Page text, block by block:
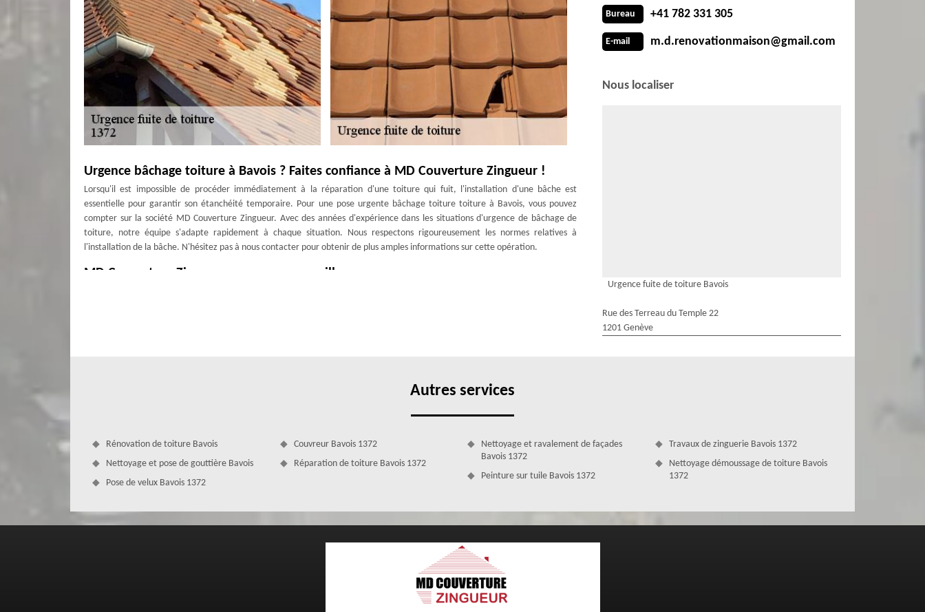
Urgence bâchage toiture à Bavois ? Faites confiance à MD Couverture Zingueur !
Lorsqu'il est impossible de procéder immédiatement à la réparation d'une toiture qui fuit, l'installation d'une bâche est
essentielle pour garantir son étanchéité temporaire. Pour une pose urgente bâchage toiture toiture à Bavois, vous pouvez
compter sur la société MD Couverture Zingueur. Avec des années d'expérience dans les situations d'urgence de bâchage de
toiture, notre équipe s'adapte rapidement à chaque situation. Nous respectons rigoureusement les normes relatives à
l'installation de la bâche. N'hésitez pas à nous contacter pour obtenir de plus amples informations sur cette opération.
MD Couverture Zingueur pour vous conseiller
MD Couverture Zingueur se déplace gratuitement chez vous
Que vous soyez professionnel ou particulier dans la ville de Bavois 1372, sachez que vous pouvez recourir aux services de notre
entreprise de couverture MD Couverture Zingueur. D’ailleurs, nous nous déplacerons gratuitement chez vous, le transport des
Bureau +41 782 331 305
E-mail m.d.renovationmaison@gmail.com
Nous localiser
Urgence fuite de toiture Bavois
Rue des Terreau du Temple 22
1201 Genève
Autres services
Rénovation de toiture Bavois
Nettoyage et pose de gouttière Bavois
Pose de velux Bavois 1372
Couvreur Bavois 1372
Réparation de toiture Bavois 1372
Nettoyage et ravalement de façades
Bavois 1372
Peinture sur tuile Bavois 1372
Travaux de zinguerie Bavois 1372
Nettoyage démoussage de toiture Bavois
1372